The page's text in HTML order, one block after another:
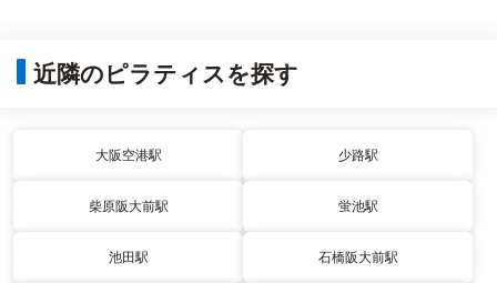
近隣のピラティスを探す
大阪空港駅 少路駅
柴原阪大前駅 蛍池駅
池田駅 石橋阪大前駅